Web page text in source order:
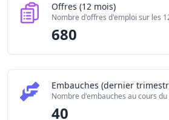
Offres (12 mois)
Nombre d'offres d'emploi sur les
680
Embauches (dernier
Nombre d'embauches au cours
40